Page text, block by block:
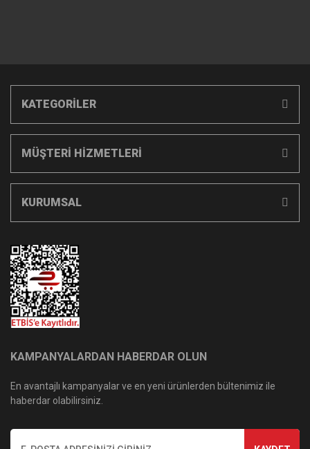
KATEGORİLER
MÜŞTERİ HİZMETLERİ
KURUMSAL
KAMPANYALARDAN HABERDAR OLUN
En avantajlı kampanyalar ve en yeni ürünlerden bültenimiz ile
haberdar olabilirsiniz.